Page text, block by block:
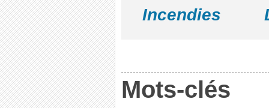
Incendies
Mots-clés